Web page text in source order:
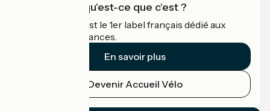
Accueil Vélo qu'est-ce que c'est ?
Accueil Vélo c'est le 1er label français dédié aux
cyclistes en vacances.
En savoir plus
Devenir Accueil Vélo